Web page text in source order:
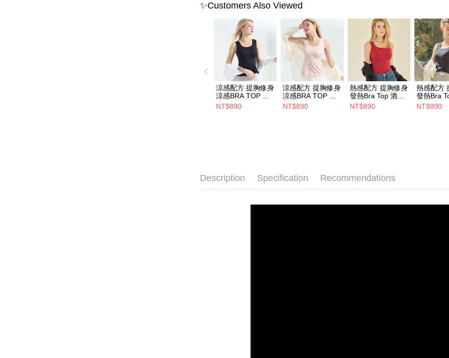
Sizes ▸
Sizes ▸
Sizes ▸
■ 副乳隱形
✨Customers Also Viewed
涼感配方 提胸修身
涼感BRA TOP 純
粹黑(M-3L)
NT$890
涼感配方 提胸修身
涼感BRA TOP 甜
美粉(M-3L)
NT$890
熱感配方 提胸修身
發熱Bra Top 酒紅
(L-3L)
NT$890
熱感配方
發熱Bra
(L-3L)
NT$890
Description Specification Recommendations